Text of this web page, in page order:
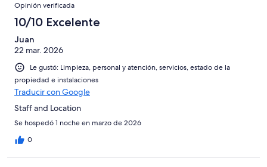
Opinión verificada
10/10 Excelente
Juan
22 mar. 2026
Le gustó: Limpieza, personal y atención, servicios, estado de la
propiedad e instalaciones
Traducir con Google
Staff and Location
Se hospedó 1 noche en marzo de 2026
0